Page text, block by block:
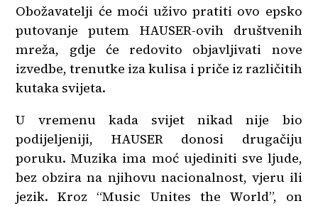
Obožavatelji će moći uživo pratiti ovo epsko
putovanje putem HAUSER-ovih društvenih
mreža, gdje će redovito objavljivati nove
izvedbe, trenutke iza kulisa i priče iz različitih
kutaka svijeta.
U vremenu kada svijet nikad nije bio
podijeljeniji, HAUSER donosi drugačiju
poruku. Muzika ima moć ujediniti sve ljude,
bez obzira na njihovu nacionalnost, vjeru ili
jezik. Kroz “Music Unites the World”, on